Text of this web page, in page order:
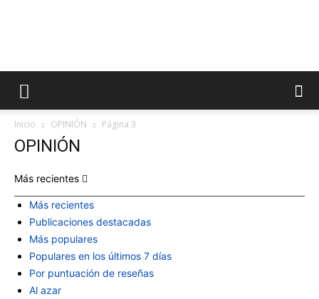
Inicio OPINIÓN Página 3
OPINIÓN
Más recientes
Más recientes
Publicaciones destacadas
Más populares
Populares en los últimos 7 días
Por puntuación de reseñas
Al azar